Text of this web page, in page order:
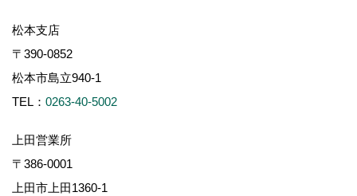
松本支店
〒390-0852
松本市島立940-1
TEL： 0263-40-5002
上田営業所
〒386-0001
上田市上田1360-1